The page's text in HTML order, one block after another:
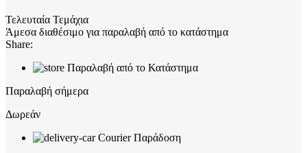
Τελευταία Τεμάχια
Άμεσα διαθέσιμο για παραλαβή από το κατάστημα
Share:
Παραλαβή από το Κατάστημα
Παραλαβή σήμερα
Δωρεάν
Courier Παράδοση